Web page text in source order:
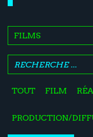
TOUT FILM
PRODUCTION/